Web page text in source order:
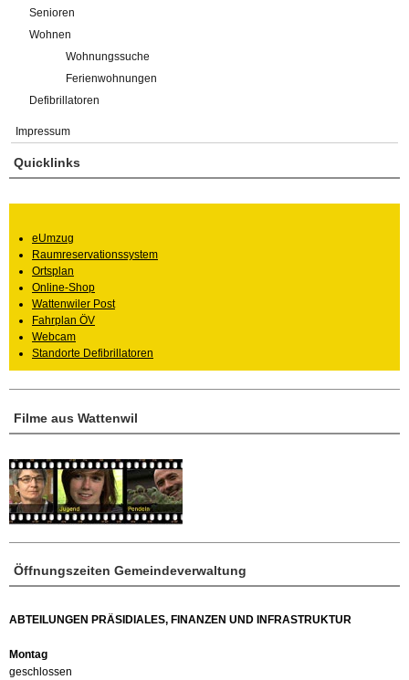
Senioren
Wohnen
Wohnungssuche
Ferienwohnungen
Defibrillatoren
Impressum
Öffnungszeiten Gemeindeverwaltung
ABTEILUNGEN PRÄSIDIALES, FINANZEN UND INFRASTRUKTUR
Montag
geschlossen
Filme aus Wattenwil
Quicklinks
eUmzug
Raumreservationssystem
Ortsplan
Online-Shop
Wattenwiler Post
Fahrplan ÖV
Webcam
Standorte Defibrillatoren